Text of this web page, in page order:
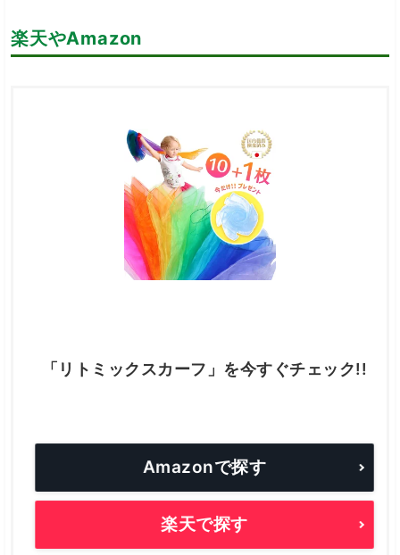
楽天やAmazon
「リトミックスカーフ」を今すぐチェック!!
Amazonで探す
楽天で探す